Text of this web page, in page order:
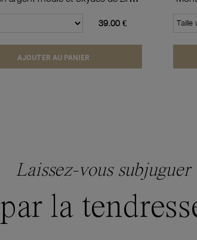
39.00 €
AJOUTER AU PANIER
Taille
Laissez-vous subjuguer
par la